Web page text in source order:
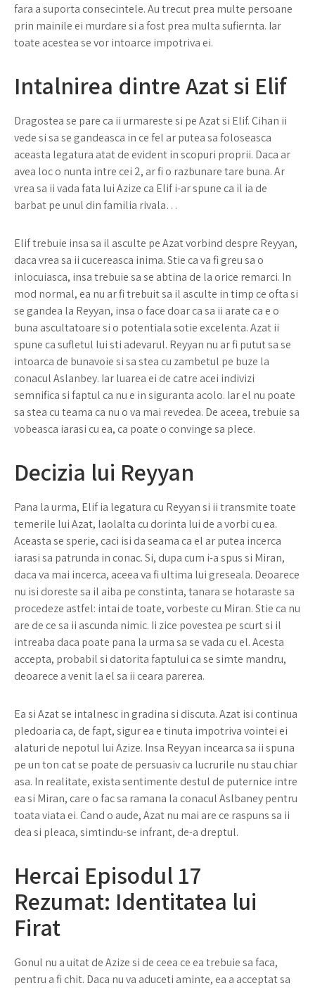
fara a suporta consecintele. Au trecut prea multe persoane
prin mainile ei murdare si a fost prea multa sufiernta. Iar
toate acestea se vor intoarce impotriva ei.
Intalnirea dintre Azat si Elif
Dragostea se pare ca ii urmareste si pe Azat si Elif. Cihan ii
vede si sa se gandeasca in ce fel ar putea sa foloseasca
aceasta legatura atat de evident in scopuri proprii. Daca ar
avea loc o nunta intre cei 2, ar fi o razbunare tare buna. Ar
vrea sa ii vada fata lui Azize ca Elif i-ar spune ca il ia de
barbat pe unul din familia rivala…
Elif trebuie insa sa il asculte pe Azat vorbind despre Reyyan,
daca vrea sa ii cucereasca inima. Stie ca va fi greu sa o
inlocuiasca, insa trebuie sa se abtina de la orice remarci. In
mod normal, ea nu ar fi trebuit sa il asculte in timp ce ofta si
se gandea la Reyyan, insa o face doar ca sa ii arate ca e o
buna ascultatoare si o potentiala sotie excelenta. Azat ii
spune ca sufletul lui sti adevarul. Reyyan nu ar fi putut sa se
intoarca de bunavoie si sa stea cu zambetul pe buze la
conacul Aslanbey. Iar luarea ei de catre acei indivizi
semnifica si faptul ca nu e in siguranta acolo. Iar el nu poate
sa stea cu teama ca nu o va mai revedea. De aceea, trebuie sa
vobeasca iarasi cu ea, ca poate o convinge sa plece.
Decizia lui Reyyan
Pana la urma, Elif ia legatura cu Reyyan si ii transmite toate
temerile lui Azat, laolalta cu dorinta lui de a vorbi cu ea.
Aceasta se sperie, caci isi da seama ca el ar putea incerca
iarasi sa patrunda in conac. Si, dupa cum i-a spus si Miran,
daca va mai incerca, aceea va fi ultima lui greseala. Deoarece
nu isi doreste sa il aiba pe constinta, tanara se hotaraste sa
procedeze astfel: intai de toate, vorbeste cu Miran. Stie ca nu
are de ce sa ii ascunda nimic. Ii zice povestea pe scurt si il
intreaba daca poate pana la urma sa se vada cu el. Acesta
accepta, probabil si datorita faptului ca se simte mandru,
deoarece a venit la el sa ii ceara parerea.
Ea si Azat se intalnesc in gradina si discuta. Azat isi continua
pledoaria ca, de fapt, sigur ea e tinuta impotriva vointei ei
alaturi de nepotul lui Azize. Insa Reyyan incearca sa ii spuna
pe un ton cat se poate de persuasiv ca lucrurile nu stau chiar
asa. In realitate, exista sentimente destul de puternice intre
ea si Miran, care o fac sa ramana la conacul Aslbaney pentru
toata viata ei. Cand o aude, Azat nu mai are ce raspuns sa ii
dea si pleaca, simtindu-se infrant, de-a dreptul.
Hercai Episodul 17
Rezumat: Identitatea lui
Firat
Gonul nu a uitat de Azize si de ceea ce ea trebuie sa faca,
pentru a fi chit. Daca nu va aduceti aminte, ea a acceptat sa